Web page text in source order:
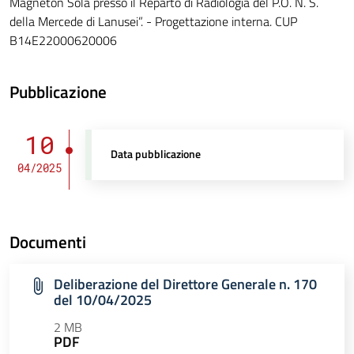
della Mercede di Lanusei”. - Progettazione interna. CUP
B14E22000620006
Pubblicazione
10
04/2025
Data pubblicazione
Documenti
Deliberazione del Direttore Generale n. 170
del 10/04/2025
2 MB
PDF